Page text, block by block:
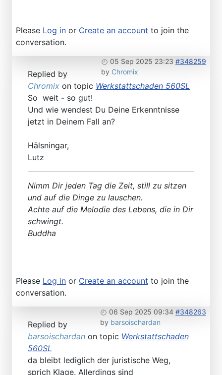
Please Log in or Create an account to join the
conversation.
05 Sep 2025 23:23 #348259
by Chromix
Replied by
Chromix on topic Werkstattschaden 560SL
So weit - so gut!
Und wie wendest Du Deine Erkenntnisse
jetzt in Deinem Fall an?
Hälsningar,
Lutz
Nimm Dir jeden Tag die Zeit, still zu sitzen
und auf die Dinge zu lauschen.
Achte auf die Melodie des Lebens, die in Dir
schwingt.
Buddha
Please Log in or Create an account to join the
conversation.
06 Sep 2025 09:34 #348263
by barsoischardan
Replied by
barsoischardan on topic Werkstattschaden
560SL
da bleibt lediglich der juristische Weg,
sprich Klage. Allerdings sind